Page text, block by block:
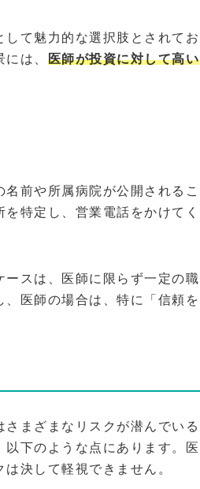
て魅力的な選択肢とされてお
は、 医師が投資に対して高い
前や所属病院が公開されるこ
特定し、営業電話をかけてく
スは、医師に限らず一定の職
医師の場合は、特に「信頼を
まざまなリスクが潜んでいる
下のような点にあります。医
決して軽視できません。